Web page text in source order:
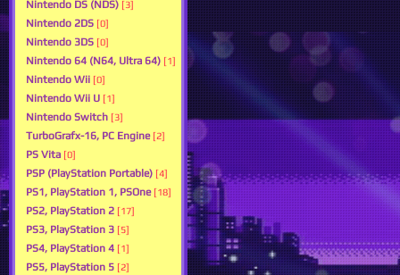
Nintendo DS (NDS) [3]
Nintendo 2DS [0]
Nintendo 3DS [0]
Nintendo 64 (N64, Ultra 64) [1]
Nintendo Wii [0]
Nintendo Wii U [1]
Nintendo Switch [3]
TurboGrafx-16, PC Engine [2]
PS Vita [0]
PSP (PlayStation Portable) [4]
PS1, PlayStation 1, PSOne [18]
PS2, PlayStation 2 [17]
PS3, PlayStation 3 [5]
PS4, PlayStation 4 [1]
PS5, PlayStation 5 [2]